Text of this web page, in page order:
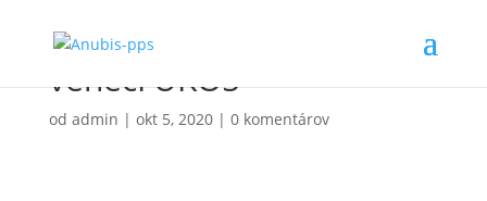
venecFUKO5
od admin | okt 5, 2020| 0 komentárov